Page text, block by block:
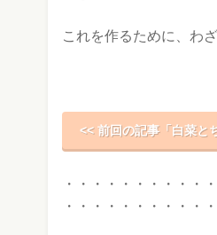
これを作るために、わ
<< 前回の記事「白菜と
・・・・・・・・・・
・・・・・・・・・・